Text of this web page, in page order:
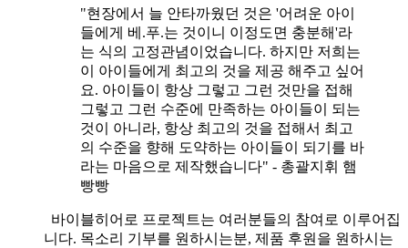
"현장에서 늘 안타까웠던 것은 '어려운 아이
들에게 베.푸.는 것이니 이정도면 충분해'라
는 식의 고정관념이었습니다. 하지만 저희는
이 아이들에게 최고의 것을 제공 해주고 싶어
요. 아이들이 항상 그렇고 그런 것만을 접해
그렇고 그런 수준에 만족하는 아이들이 되는
것이 아니라, 항상 최고의 것을 접해서 최고
의 수준을 향해 도약하는 아이들이 되기를 바
라는 마음으로 제작했습니다" - 총괄지휘 햄
빵빵
바이블히어로 프로젝트는 여러분들의 참여로 이루어집
니다. 목소리 기부를 원하시는분, 제품 후원을 원하시는